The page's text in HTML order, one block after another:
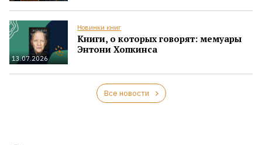
13.07.2026
Новинки книг
Книги, о которых говорят: мемуары
Энтони Хопкинса
Все новости